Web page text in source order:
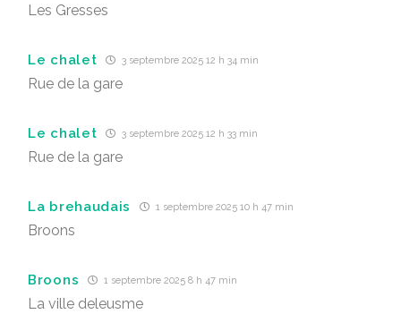
Les Gresses
Le chalet 3 septembre 2025 12 h 34 min
Rue de la gare
Le chalet 3 septembre 2025 12 h 33 min
Rue de la gare
La brehaudais 1 septembre 2025 10 h 47 min
Broons
Broons 1 septembre 2025 8 h 47 min
La ville deleusme